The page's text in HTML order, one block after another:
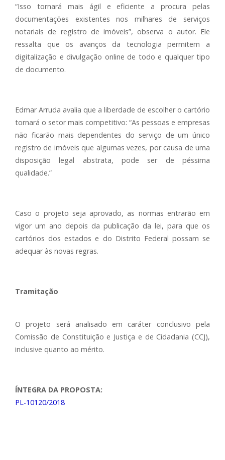
“Isso tornará mais ágil e eficiente a procura pelas
documentações existentes nos milhares de serviços
notariais de registro de imóveis”, observa o autor. Ele
ressalta que os avanços da tecnologia permitem a
digitalização e divulgação online de todo e qualquer tipo
de documento.
Edmar Arruda avalia que a liberdade de escolher o cartório
tornará o setor mais competitivo: “As pessoas e empresas
não ficarão mais dependentes do serviço de um único
registro de imóveis que algumas vezes, por causa de uma
disposição legal abstrata, pode ser de péssima
qualidade.”
Caso o projeto seja aprovado, as normas entrarão em
vigor um ano depois da publicação da lei, para que os
cartórios dos estados e do Distrito Federal possam se
adequar às novas regras.
Tramitação
O projeto será analisado em caráter conclusivo pela
Comissão de Constituição e Justiça e de Cidadania (CCJ),
inclusive quanto ao mérito.
ÍNTEGRA DA PROPOSTA:
PL-10120/2018